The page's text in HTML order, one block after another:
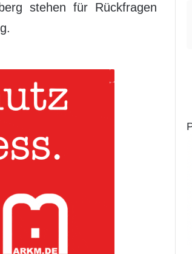
stehen für Rückfragen